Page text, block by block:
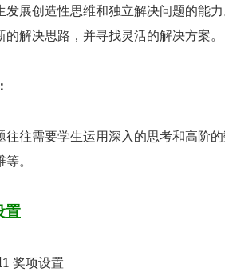
发展创造性思维和独立解决问题的能
解决思路，并寻找灵活的解决方案。
往往需要学生运用深入的思考和高阶
。
置
奖项设置